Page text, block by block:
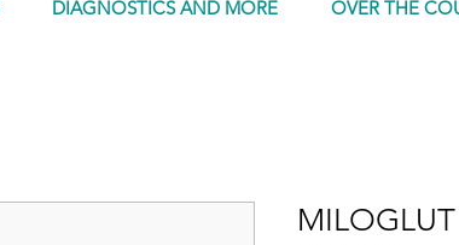
DIAGNOSTICS AND MORE OVER THE